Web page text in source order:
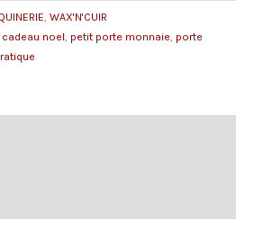
WAX'N'CUIR
cadeau noel petit porte monnaie porte